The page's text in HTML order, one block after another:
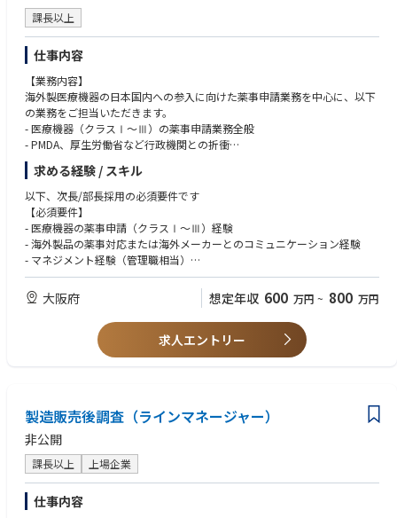
課長以上
仕事内容
【業務内容】
海外製医療機器の日本国内への参入に向けた薬事申請業務を中心に、以下
の業務をご担当いただきます。
- 医療機器（クラスⅠ～Ⅲ）の薬事申請業務全般
- PMDA、厚生労働省など行政機関との折衝
- 海外メーカーとの技術的・薬事的コミュニケーション
- QMS（品質管理システム）対応
- 製品登録、販売準備に関する社内関連部門との連携
- チームマネジメント、部門運営、戦略立案（次長～部長クラス）
- PMS（市販後安全管理）関連業務
求める経験 / スキル
以下、次長/部長採用の必須要件です
【必須要件】
- 医療機器の薬事申請（クラスⅠ～Ⅲ）経験
- 海外製品の薬事対応または海外メーカーとのコミュニケーション経験
- マネジメント経験（管理職相当）
- 年齢不問（経験重視）
【歓迎要件】
- ビジネス英語の読み書き
- 部門責任者としての経験
- 医療機器メーカー、商社での経験
大阪府 想定年収 600 万円 ~ 800 万円
求人エントリー
製造販売後調査（ラインマネージャー）
非公開
課長以上 上場企業
仕事内容